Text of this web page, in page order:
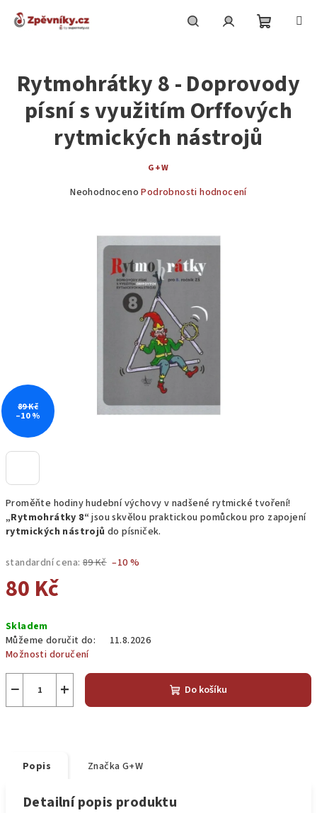
košík
Proměňte hodiny hudební výchovy v nadšené rytmické tvoření!
„Rytmohrátky 8“ jsou skvělou praktickou pomůckou pro zapojení
rytmických nástrojů do písniček.
standardní cena: 89 Kč –10 %
80 Kč
cena:
Skladem
Můžeme doručit do:
11.8.2026
Možnosti doručení
+
− Do košíku
Rytmohrátky 8 - Doprovody
písní s využitím Orffových
rytmických nástrojů
G+W
Průměrné
hvězdiček.
Neohodnoceno Podrobnosti hodnocení
89 Kč
–10 %
Popis Značka G+W
Detailní popis produktu